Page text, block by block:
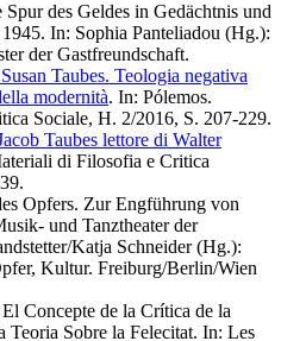
des Geldes in Gedächtnis und
In: Sophia Panteliadou (Hg.):
der Gastfreundschaft.
Taubes. Teologia negativa
modernità. In: Pólemos.
Sociale, H. 2/2016, S. 207-229.
Taubes lettore di Walter
di Filosofia e Critica
Opfers. Zur Engführung von
und Tanztheater der
Katja Schneider (Hg.):
Kultur. Freiburg/Berlin/Wien
Concepte de la Crítica de la
Teoria Sobre la Felecitat. In: Les